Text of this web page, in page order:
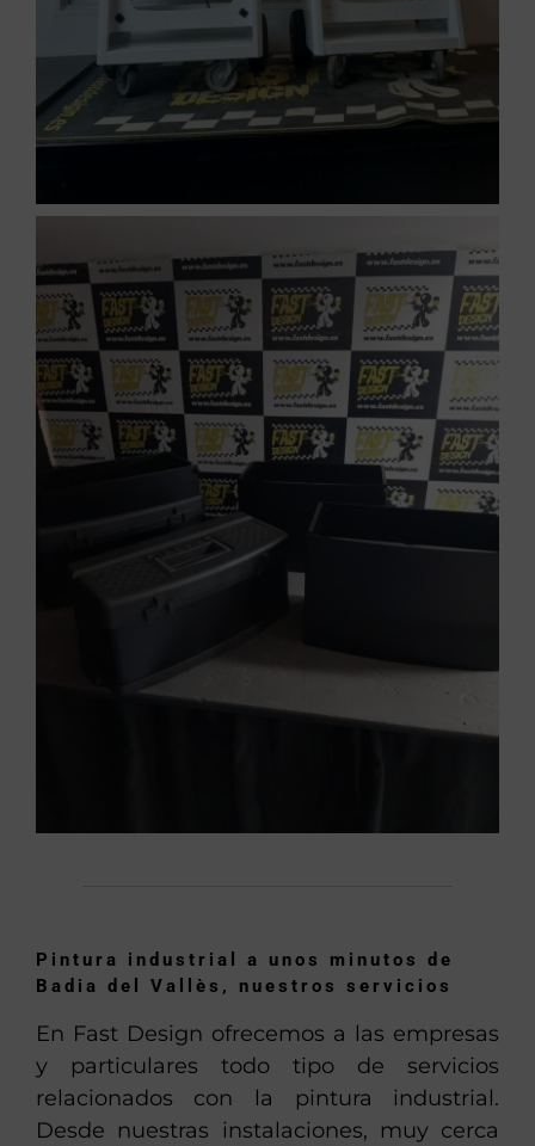
Pintura industrial a unos minutos de
Badia del Vallès, nuestros servicios
En Fast Design ofrecemos a las empresas
y particulares todo tipo de servicios
relacionados con la pintura industrial.
Desde nuestras instalaciones, muy cerca